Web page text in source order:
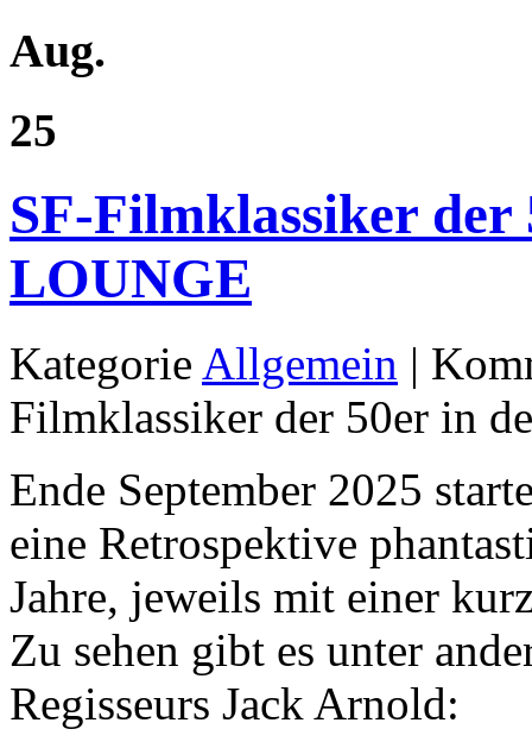
Aug.
25
SF-Filmklassiker
LOUNGE
Kategorie Allgemein |
Filmklassiker der 50er in
Ende September 2025
eine Retrospektive
Jahre, jeweils mit einer
Zu sehen gibt es unter
Regisseurs Jack Arnold: